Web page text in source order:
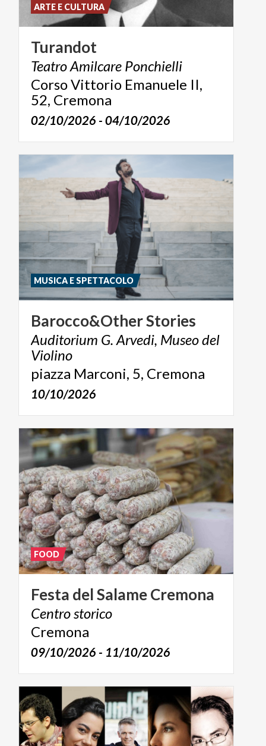
Turandot
TeatroAmilcare Ponchielli
Corso Vittorio Emanuele II,
52, Cremona
02/10/2026 - 04/10/2026
ARTE E CULTURA
Barocco&OtherStories
Auditorium G. Arvedi, Museo del
Violino
piazza Marconi, 5, Cremona
10/10/2026
MUSICA E SPETTACOLO
Festa delSalameCremona
Centrostorico
Cremona
09/10/2026 - 11/10/2026
FOOD